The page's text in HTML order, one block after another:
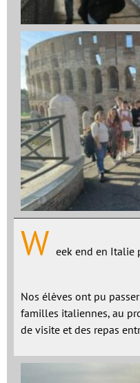
W eek end en Italie
Nos élèves ont pu
familles italiennes, au
de visite et des repas